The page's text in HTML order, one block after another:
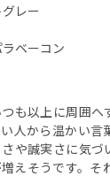
レー
ベーコン
も以上に周囲へ
人から温かい言
や誠実さに気づ
えそうです。そ